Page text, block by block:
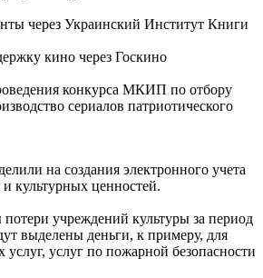
через Украинский Институт Книги
кино через Госкино
конкурса МКИП по отбору
сериалов патриотического
на создания электронного учета
и культурных ценностей.
учреждений культуры за период
выделены деньги, к примеру, для
услуг по пожарной безопасности